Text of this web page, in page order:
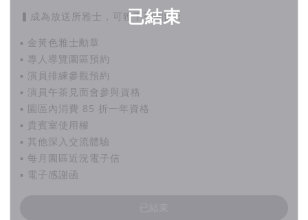
已結束
▍成為放送所雅士，可獲下列回饋：
▪ 金黃色雅士勳章
▪ 專人導覽園區預約
▪ 演員排練參觀預約
▪ 演員午茶見面會參與資格
▪ 園區內消費 85 折一年資格
▪ 貴賓室使用權
▪ 其他深入交流體驗
▪ 每月園區近況電子信
▪ 電子感謝函